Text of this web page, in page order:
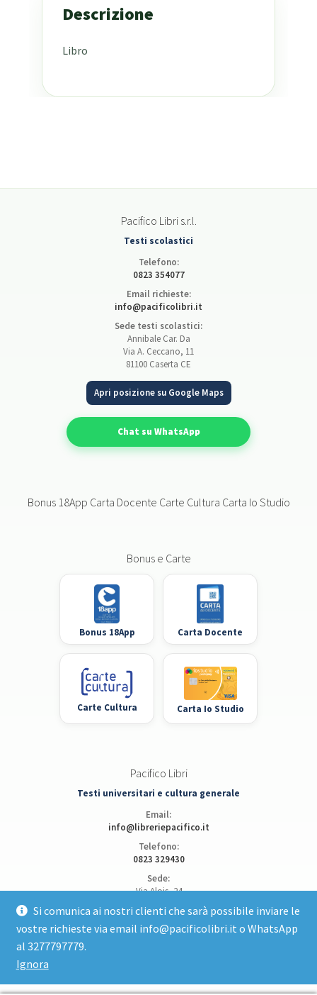
Si comunica ai nostri clienti che sarà possibile inviare le
vostre richieste via email info@pacificolibri.it o WhatsApp
al 3277797779.
Ignora
Descrizione
Libro
Pacifico Libri s.r.l.
Testi scolastici
Telefono:
0823 354077
Email richieste:
info@pacificolibri.it
Sede testi scolastici:
Annibale Car. Da
Via A. Ceccano, 11
81100 Caserta CE
Apri posizione su Google Maps
Chat su WhatsApp
Bonus 18App Carta Docente Carte Cultura Carta Io Studio
Bonus e Carte
Bonus 18App Carta Docente
Carte Cultura Carta Io Studio
Pacifico Libri
Testi universitari e cultura generale
Email:
info@libreriepacifico.it
Telefono:
0823 329430
Sede:
Via Alois, 24
81100 Caserta
Apri posizione su Google Maps